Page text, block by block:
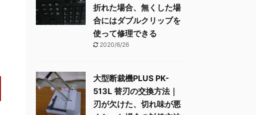
折れた場合、無くした場
合にはダブルクリップを
使って修理できる
2020/6/26
大型断裁機PLUS PK-
513L 替刃の交換方法｜
刃が欠けた、切れ味が悪